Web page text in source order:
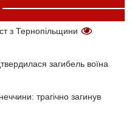
з Тернопільщини
загибель воїна
трагічно загинув